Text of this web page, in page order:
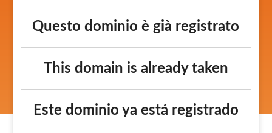
Questo dominio è già registrato
This domain is already taken
Este dominio ya está registrado